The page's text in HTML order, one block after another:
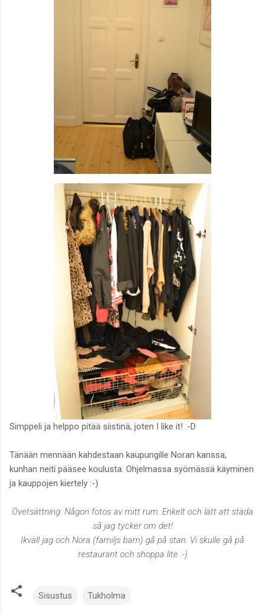
Simppeli ja helppo pitää siistinä, joten I like it! :-D
Tänään mennään kahdestaan kaupungille Noran kanssa,
kunhan neiti pääsee koulusta. Ohjelmassa syömässä käyminen
ja kauppojen kiertely :-)
Övetsättning: Någon fotos av mitt rum. Enkelt och lätt att städa
så jag tycker om det!
Ikväll jag och Nora (familjs barn) gå på stan. Vi skulle gå på
restaurant och shoppa lite :-)
Sisustus Tukholma